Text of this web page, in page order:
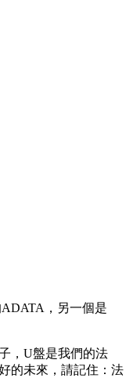
，另一個是
，U盤是我們的法
的未來，請記住：法